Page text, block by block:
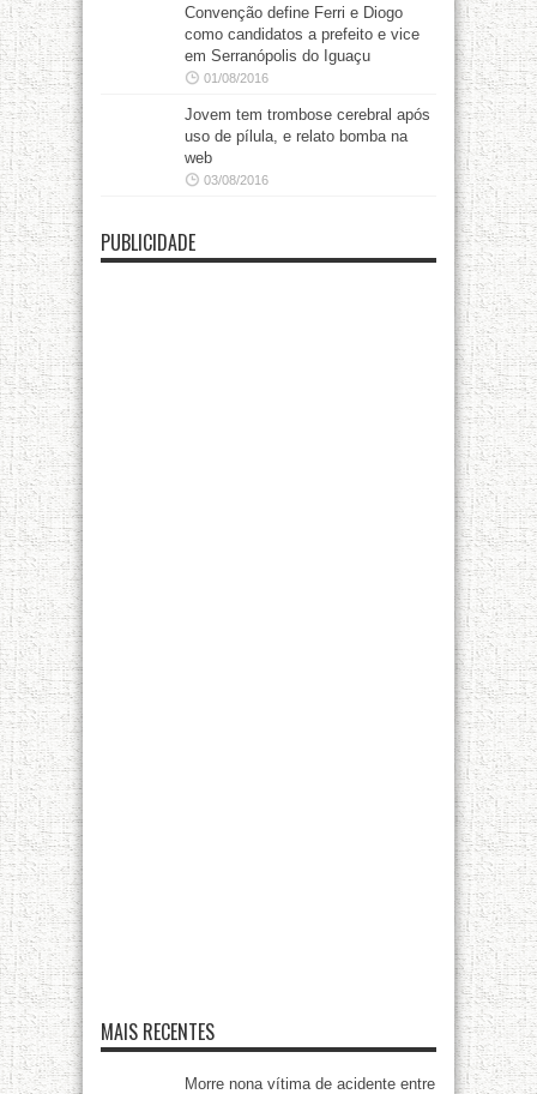
Convenção define Ferri e Diogo
como candidatos a prefeito e vice
em Serranópolis do Iguaçu
01/08/2016
Jovem tem trombose cerebral após
uso de pílula, e relato bomba na
web
03/08/2016
PUBLICIDADE
MAIS RECENTES
Morre nona vítima de acidente entre